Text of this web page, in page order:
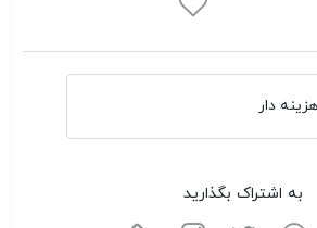
دار
به اشتراک بگذارید